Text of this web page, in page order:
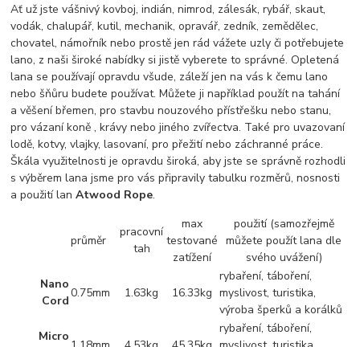
Ať už jste vášnivý kovboj, indián, nimrod, zálesák, rybář, skaut,
vodák, chalupář, kutil, mechanik, opravář, zedník, zemědělec,
chovatel, námořník nebo prostě jen rád vážete uzly či potřebujete
lano, z naši široké nabídky si jistě vyberete to správné. Opletená
lana se používají opravdu všude, záleží jen na vás k čemu lano
nebo šňůru budete používat. Můžete ji například použít na tahání
a věšení břemen, pro stavbu nouzového přístřešku nebo stanu,
pro vázaní koně , krávy nebo jiného zvířectva. Také pro uvazovaní
lodě, kotvy, vlajky, lasovaní, pro přežití nebo záchranné práce.
Škála využitelnosti je opravdu široká, aby jste se správně rozhodli
s výběrem lana jsme pro vás připravily tabulku rozměrů, nosnosti
a použití lanAtwood Rope.
průměr
pracovní
tah
max
testované
zatížení
použití (samozřejmě
můžete použít lana dle
svého uvážení)
Nano
Cord
0.75mm 1.63kg 16.33kg
rybaření, táboření,
myslivost, turistika,
výroba šperků a korálků
Micro
rybaření, táboření,